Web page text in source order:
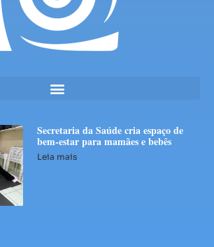
Secretaria da Saúde cria espaço de
bem-estar para mamães e bebês
Leia mais